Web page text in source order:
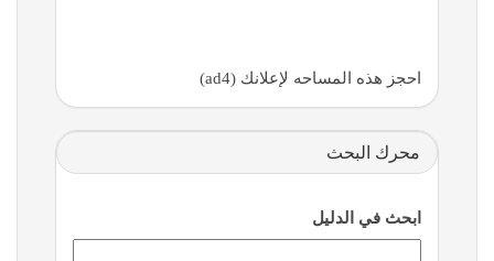
احجز هذه المساحه لإعلانك (ad4)
محرك البحث
ابحث في الدليل